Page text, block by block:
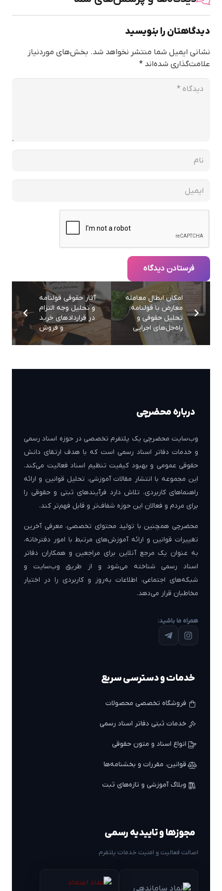
دیدگاهتان را بنویسید
نشانی ایمیل شما منتشر نخواهد شد. بخش‌های موردنیاز
علامت‌گذاری شده‌اند *
فرستادن دیدگاه
آثار حقوقی قولنامه
و تحلیل وجه التزام
در قراردادهای خرید
و فروش
امکان ابطال معامله
معارض با قولنامه:
تحلیل حقوقی و
راه‌حل‌های اجرایی
درباره محضرچی
وب‌سایت محضرچی یک پلتفرم تخصصی در حوزه اسناد رسمی
و خدمات دفاتر اسناد رسمی است که با هدف ارتقای دانش
حقوقی عمومی و بهبود کیفیت تنظیم اسناد فعالیت می‌کند.
این مجموعه با انتشار مقالات آموزشی، تحلیل قوانین و ارائه
راهنماهای کاربردی، تلاش دارد فرآیندهای ثبتی و حقوقی را
برای مردم و فعالان این حوزه شفاف‌تر و قابل فهم‌تر کند.
محضرچی همچنین با تولید محتوای تخصصی، معرفی آخرین
تغییرات قوانین و ارائه آموزش‌های مرتبط با امور دفترخانه،
به عنوان یک مرجع آنلاین برای مراجعین و همکاران دفاتر
اسناد رسمی شناخته می‌شود و از طریق وب‌سایت و
شبکه‌های اجتماعی، اطلاعات به‌روز و کاربردی را در اختیار
مخاطبان قرار می‌دهد.
همراه ما باشید:
خدمات و دسترسی سریع
فروشگاه تخصصی محصولات
خدمات ثبتی دفاتر اسناد رسمی
انواع اسناد و متون حقوقی
قوانین، مقررات و بخشنامه‌ها
وبلاگ آموزشی و تازه‌های ثبت
مجوزها و تاییدیه رسمی
اصالت فعالیت و امنیت خدمات پلتفرم